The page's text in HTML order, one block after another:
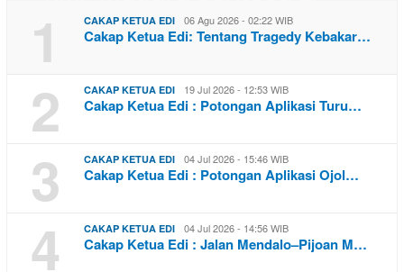
1 CAKAP KETUA EDI 06 Agu 2026 - 02:22 WIB
Cakap Ketua Edi: Tentang Tragedy Kebakar…
2 CAKAP KETUA EDI 19 Jul 2026 - 12:53 WIB
Cakap Ketua Edi : Potongan Aplikasi Turu…
3 CAKAP KETUA EDI 04 Jul 2026 - 15:46 WIB
Cakap Ketua Edi : Potongan Aplikasi Ojol…
4 CAKAP KETUA EDI 04 Jul 2026 - 14:56 WIB
Cakap Ketua Edi : Jalan Mendalo–Pijoan M…